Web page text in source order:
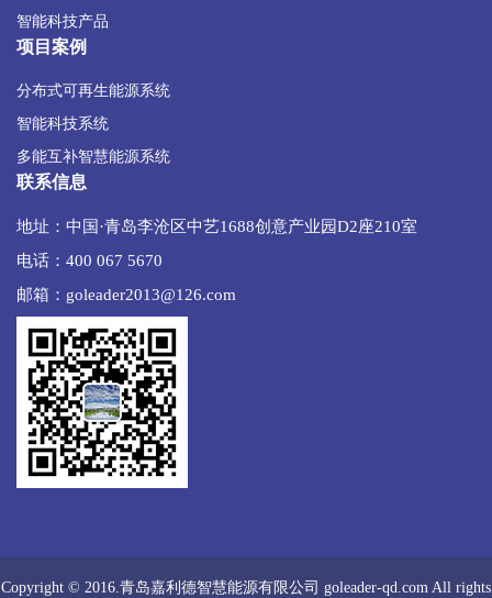
智能科技产品
项目案例
分布式可再生能源系统
智能科技系统
多能互补智慧能源系统
联系信息
地址：中国·青岛李沧区中艺1688创意产业园D2座210室
电话：400 067 5670
邮箱：goleader2013@126.com
Copyright © 2016.青岛嘉利德智慧能源有限公司 goleader-qd.com All rights